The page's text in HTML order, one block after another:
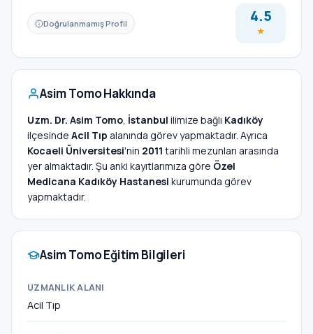
Doğrulanmamış Profil 4.5
★
Asim Tomo Hakkında
Uzm. Dr. Asim Tomo, İstanbul ilimize bağlı Kadıköy
ilçesinde Acil Tıp alanında görev yapmaktadır. Ayrıca
Kocaeli Üniversitesi'nin 2011 tarihli mezunları arasında
yer almaktadır. Şu anki kayıtlarımıza göre Özel
Medicana Kadıköy Hastanesi kurumunda görev
yapmaktadır.
Asim Tomo Eğitim Bilgileri
UZMANLIK ALANI
Acil Tıp